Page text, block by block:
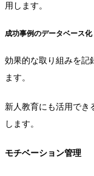
用します。
成功事例のデータベース化
効果的な取り組みを記
ます。
新人教育にも活用でき
します。
モチベーション管理